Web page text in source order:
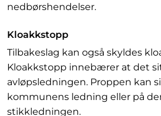
nedbørshendelser.
Kloakkstopp
Tilbakeslag kan også skyldes
Kloakkstopp innebærer at det
avløpsledningen. Proppen kan
kommunens ledning eller på
stikkledningen.